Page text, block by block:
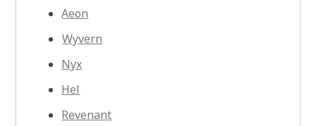
Aeon
Wyvern
Nyx
Hel
Revenant